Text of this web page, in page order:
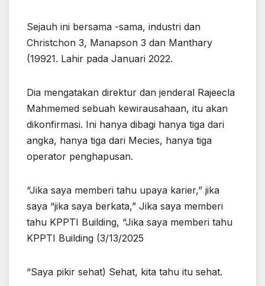
Sejauh ini bersama -sama, industri dan
Christchon 3, Manapson 3 dan Manthary
(19921. Lahir pada Januari 2022.
Dia mengatakan direktur dan jenderal Rajeecla
Mahmemed sebuah kewirausahaan, itu akan
dikonfirmasi. Ini hanya dibagi hanya tiga dari
angka, hanya tiga dari Mecies, hanya tiga
operator penghapusan.
“Jika saya memberi tahu upaya karier,” jika
saya “jika saya berkata,” Jika saya memberi
tahu KPPTI Building, “Jika saya memberi tahu
KPPTI Building (3/13/2025
“Saya pikir sehat) Sehat, kita tahu itu sehat.